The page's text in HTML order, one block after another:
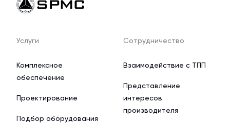
Услуги
Комплексное
обеспечение
Проектирование
Подбор оборудования
Сотрудничество
Взаимодействие с ТПП
Представление
интересов
производителя